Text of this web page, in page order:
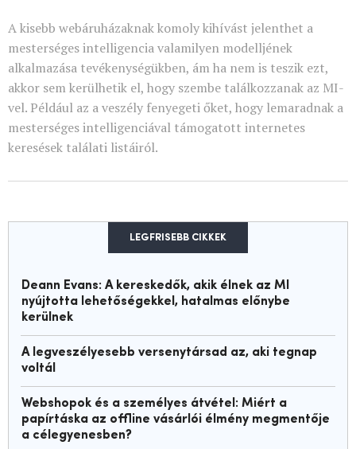
A kisebb webáruházaknak komoly kihívást jelenthet a
mesterséges intelligencia valamilyen modelljének
alkalmazása tevékenységükben, ám ha nem is teszik ezt,
akkor sem kerülhetik el, hogy szembe találkozzanak az MI-
vel. Például az a veszély fenyegeti őket, hogy lemaradnak a
mesterséges intelligenciával támogatott internetes
keresések találati listáiról.
LEGFRISEBB CIKKEK
Deann Evans: A kereskedők, akik élnek az MI
nyújtotta lehetőségekkel, hatalmas előnybe
kerülnek
A legveszélyesebb versenytársad az, aki tegnap
voltál
Webshopok és a személyes átvétel: Miért a
papírtáska az offline vásárlói élmény megmentője
a célegyenesben?